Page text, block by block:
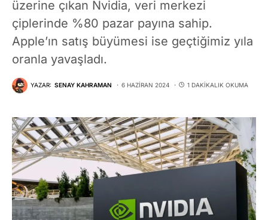
üzerine çıkan Nvidia, veri merkezi
çiplerinde %80 pazar payına sahip.
Apple’ın satış büyümesi ise geçtiğimiz yıla
oranla yavaşladı.
YAZAR: SENAY KAHRAMAN 6 HAZIRAN 2024 1 DAKIKALIK OKUMA